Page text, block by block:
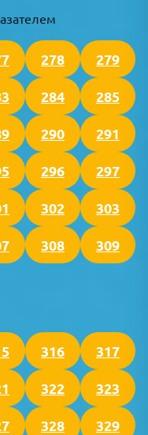
278 279
284 285
290 291
296 297
302 303
308 309
316 317
322 323
328 329